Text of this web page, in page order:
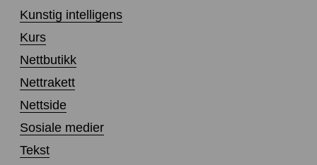
Kunstig intelligens
Kurs
Nettbutikk
Nettrakett
Nettside
Sosiale medier
Tekst